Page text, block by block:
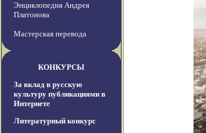
Энциклопедия Андрея
Платонова
Мастерская перевода
КОНКУРСЫ
За вклад в русскую
культуру публикациями в
Интернете
Литературный конкурс